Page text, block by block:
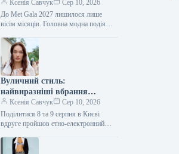
найдискусійніших кутюр’є
сучасності
Ксенія Савчук
Сер 10, 2026
До Met Gala 2027 лишилося лише
вісім місяців. Головна модна подія
понеділок травня 2027…
Вуличний стиль:
найвиразніші вбрання
відвідувачів фестивалю
“Вирій”
Ксенія Савчук
Сер 10, 2026
Поділитися 8 та 9 серпня в Києві
вдруге пройшов етно-електронний
трансформувався в простір сучасної
української моди та…